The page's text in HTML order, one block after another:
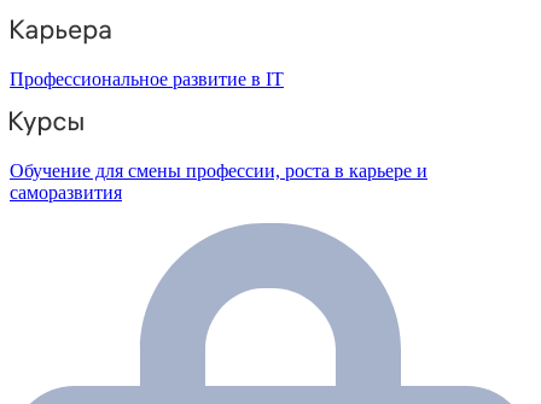
Профессиональное развитие в IT
Обучение для смены профессии, роста в карьере и
саморазвития